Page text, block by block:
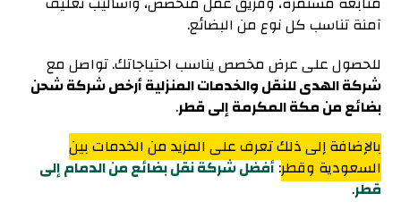
آمنة تناسب كل نوع من البضائع.
للحصول على عرض مخصص يناسب احتياجاتك. تواصل مع
شركة الهدى للنقل والخدمات المنزلية أرخص شركة شحن
بضائع من مكة المكرمة إلى قطر.
بالإضافة إلى ذلك تعرف على المزيد من الخدمات بين
السعودية وقطر:أفضل شركة نقل بضائع من الدمام إلى
قطر.